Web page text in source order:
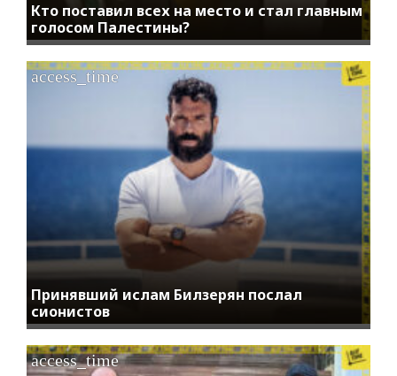
Кто поставил всех на место и стал главным
голосом Палестины?
Принявший ислам Билзерян послал
сионистов
access_time
access_time